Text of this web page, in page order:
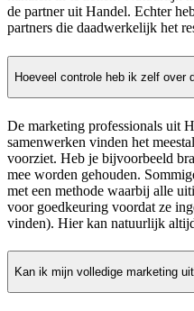
de partner uit Handel. Echter
partners die daadwerkelijk het
Hoeveel controle heb ik zelf over
De marketing professionals uit
samenwerken vinden het
voorziet. Heb je bijvoorbeeld
mee worden gehouden.
met een methode waarbij alle
voor goedkeuring voordat ze
vinden). Hier kan natuurlijk
Kan ik mijn volledige marketing